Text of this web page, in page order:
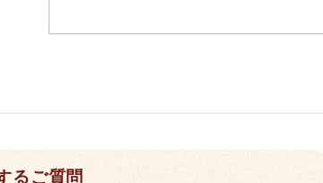
るご質問